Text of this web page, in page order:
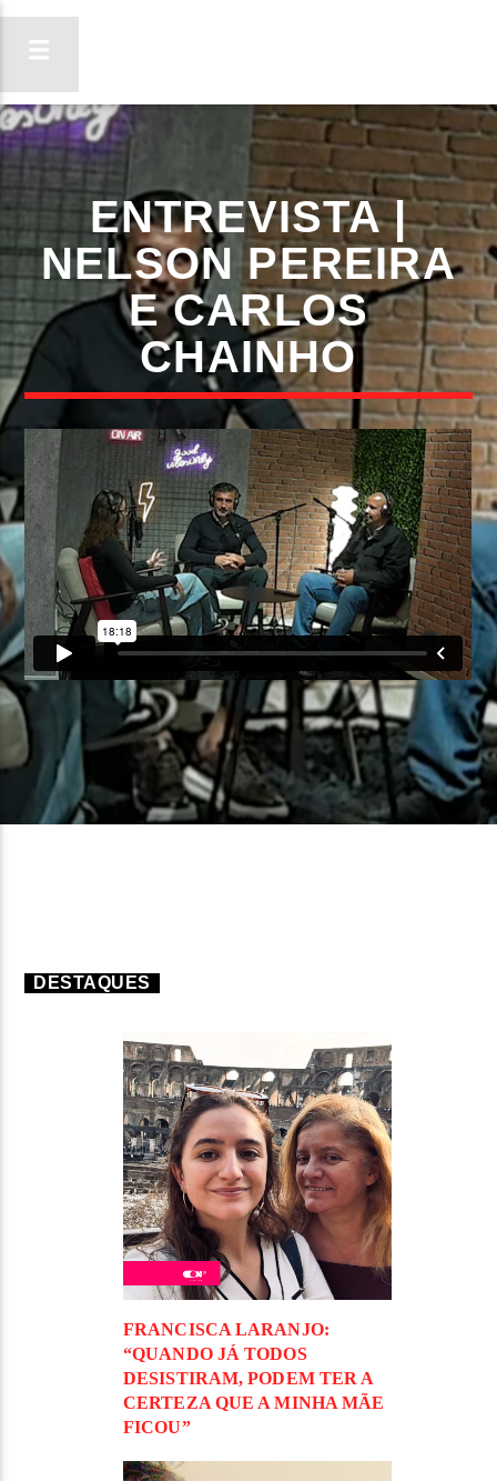
ON FM
LIGA-TE
FAIXA ATUAL
TÍTULO
ARTISTA
ON FM
ENTREVISTA |
NELSON PEREIRA
E CARLOS
CHAINHO
DESTAQUES
FRANCISCA LARANJO:
“QUANDO JÁ TODOS
DESISTIRAM, PODEM TER A
CERTEZA QUE A MINHA MÃE
FICOU”